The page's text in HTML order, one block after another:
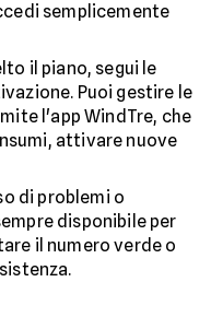
semplicemente
il piano, segui le
Puoi gestire le
l'app WindTre, che
attivare nuove
di problemi o
disponibile per
il numero verde o